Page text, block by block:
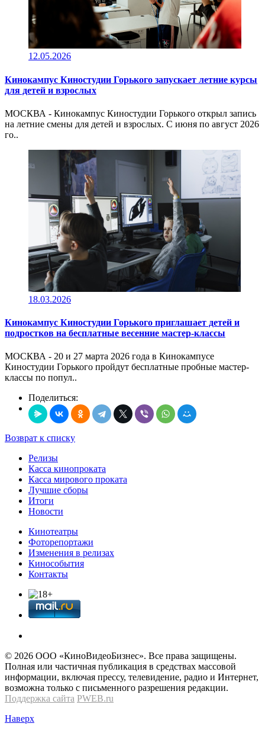
12.05.2026
Кинокампус Киностудии Горького запускает летние курсы
для детей и взрослых
МОСКВА - Кинокампус Киностудии Горького открыл запись
на летние смены для детей и взрослых. С июня по август 2026
го..
18.03.2026
Кинокампус Киностудии Горького приглашает детей и
подростков на бесплатные весенние мастер-классы
МОСКВА - 20 и 27 марта 2026 года в Кинокампусе
Киностудии Горького пройдут бесплатные пробные мастер-
классы по попул..
Поделиться:
Возврат к списку
Релизы
Касса кинопроката
Касса мирового проката
Лучшие сборы
Итоги
Новости
Кинотеатры
Фоторепортажи
Изменения в релизах
Кинособытия
Контакты
© 2026 OOО «КиноВидеоБизнес». Все права защищены.
Полная или частичная публикация в средствах массовой
информации, включая прессу, телевидение, радио и Интернет,
возможна только с письменного разрешения редакции.
Поддержка сайта PWEB.ru
Наверх